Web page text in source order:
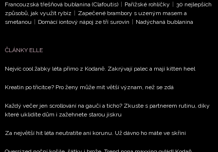
Přihlášením k newsletteru souhlasíte sObchodními
ochrany soukromí
Vašimi údaji pracovat zejména k organizaci a
informace od našich partnerů? Pokud souhlasíte se
zpracováním údajů k tomuto účelu podle
Francouzská třešňová bublanina (Clafoutis) | Pařížské rohlíčky | 30 nejlepších
způsobů, jak využít rybíz | Zapečené brambory s uzeným masem a
smetanou | Domácí iontový nápoj ze tří surovin | Nadýchaná bublanina
ČLÁNKY ELLE
Nejvíc cool žabky léta přímo z Kodaně. Zakrývají palec a mají kitten heel
Kreatin po třicítce? Pro ženy může mít větší význam, než se zdá
Každý večer jen scrollování na gauči a ticho? Zkuste s partnerem rutinu, díky
které uklidíte dům i zažehnete starou jiskru
Za největší hit léta neutratíte ani korunu. Už dávno ho máte ve skříni